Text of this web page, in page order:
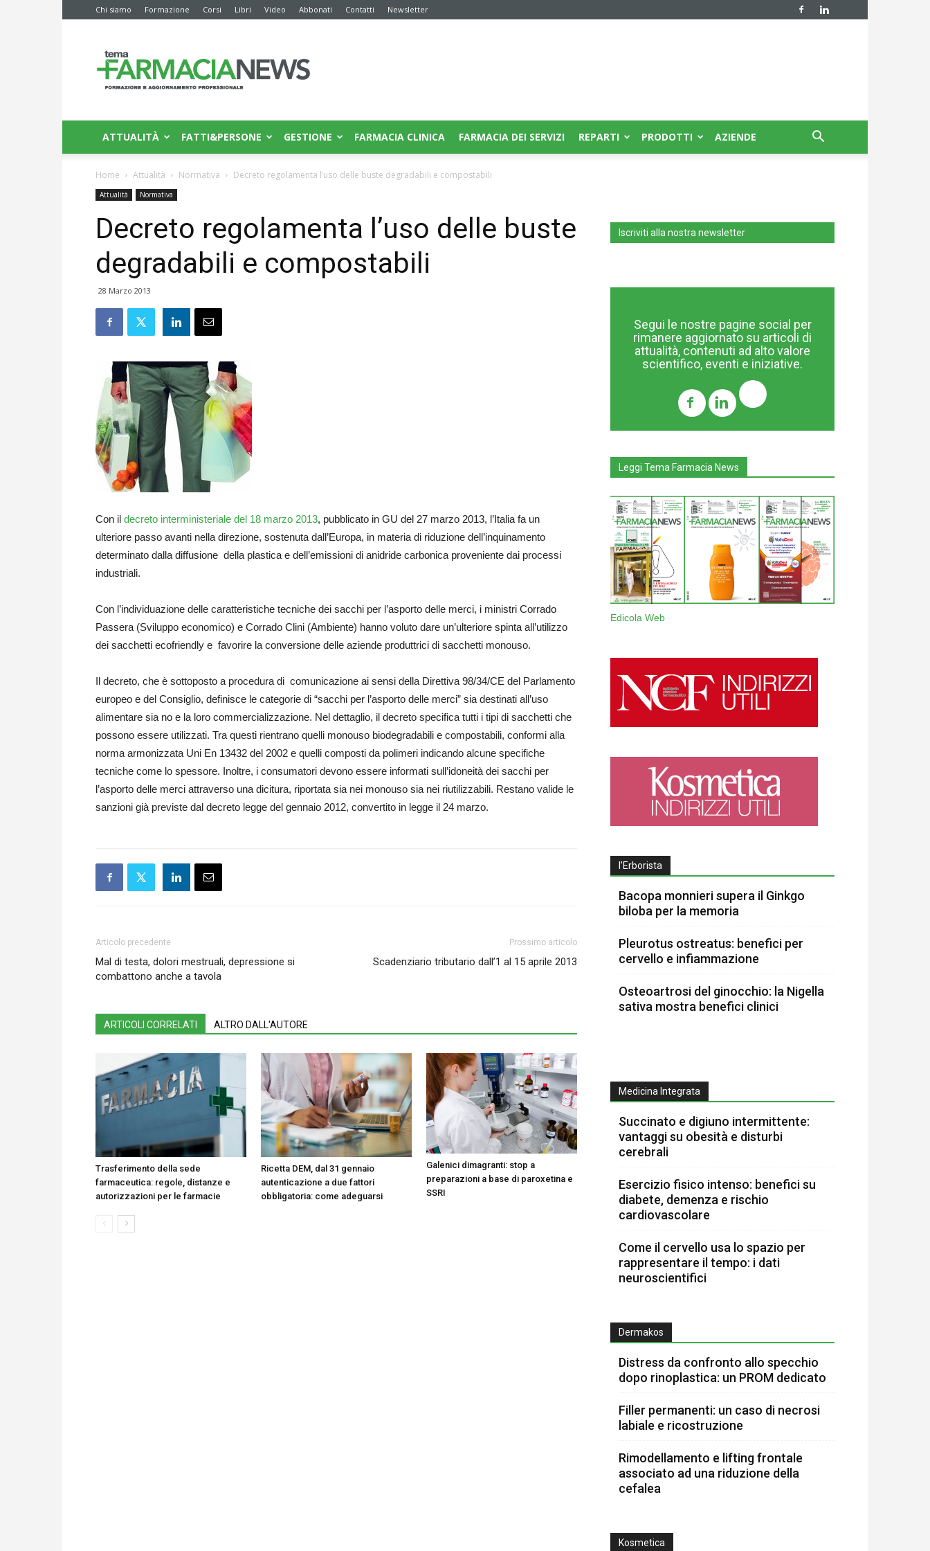
Chi siamo Formazione Corsi Libri Video Abbonati Contatti Newsletter
News
ATTUALITÀ FATTI&PERSONE GESTIONE FARMACIA CLINICA FARMACIA DEI SERVIZI REPARTI PRODOTTI AZIENDE
Home Attualità Normativa Decreto regolamenta l’uso delle buste degradabili e compostabili
Attualità Normativa
Decreto regolamenta l’uso delle buste
degradabili e compostabili
28 Marzo 2013
Con il decreto interministeriale del 18 marzo 2013, pubblicato in GU del 27 marzo 2013, l’Italia fa un
ulteriore passo avanti nella direzione, sostenuta dall’Europa, in materia di riduzione dell’inquinamento
determinato dalla diffusione della plastica e dell’emissioni di anidride carbonica proveniente dai processi
industriali.
Con l’individuazione delle caratteristiche tecniche dei sacchi per l’asporto delle merci, i ministri Corrado
Passera (Sviluppo economico) e Corrado Clini (Ambiente) hanno voluto dare un’ulteriore spinta all’utilizzo
dei sacchetti ecofriendly e favorire la conversione delle aziende produttrici di sacchetti monouso.
Il decreto, che è sottoposto a procedura di comunicazione ai sensi della Direttiva 98/34/CE del Parlamento
europeo e del Consiglio, definisce le categorie di “sacchi per l’asporto delle merci” sia destinati all’uso
alimentare sia no e la loro commercializzazione. Nel dettaglio, il decreto specifica tutti i tipi di sacchetti che
possono essere utilizzati. Tra questi rientrano quelli monouso biodegradabili e compostabili, conformi alla
norma armonizzata Uni En 13432 del 2002 e quelli composti da polimeri indicando alcune specifiche
tecniche come lo spessore. Inoltre, i consumatori devono essere informati sull’idoneità dei sacchi per
l’asporto delle merci attraverso una dicitura, riportata sia nei monouso sia nei riutilizzabili. Restano valide le
sanzioni già previste dal decreto legge del gennaio 2012, convertito in legge il 24 marzo.
Articolo precedente
Mal di testa, dolori mestruali, depressione si
combattono anche a tavola
Prossimo articolo
Scadenziario tributario dall’1 al 15 aprile 2013
ARTICOLI CORRELATI ALTRO DALL'AUTORE
Trasferimento della sede
farmaceutica: regole, distanze e
autorizzazioni per le farmacie
Ricetta DEM, dal 31 gennaio
autenticazione a due fattori
obbligatoria: come adeguarsi
Galenici dimagranti: stop a
preparazioni a base di paroxetina e
SSRI
Iscriviti alla nostra newsletter
Segui le nostre pagine social per
rimanere aggiornato su articoli di
attualità, contenuti ad alto valore
scientifico, eventi e iniziative.
Leggi Tema Farmacia News
Edicola Web
l’Erborista
Bacopa monnieri supera il Ginkgo
biloba per la memoria
Pleurotus ostreatus: benefici per
cervello e infiammazione
Osteoartrosi del ginocchio: la Nigella
sativa mostra benefici clinici
Medicina Integrata
Succinato e digiuno intermittente:
vantaggi su obesità e disturbi
cerebrali
Esercizio fisico intenso: benefici su
diabete, demenza e rischio
cardiovascolare
Come il cervello usa lo spazio per
rappresentare il tempo: i dati
neuroscientifici
Dermakos
Distress da confronto allo specchio
dopo rinoplastica: un PROM dedicato
Filler permanenti: un caso di necrosi
labiale e ricostruzione
Rimodellamento e lifting frontale
associato ad una riduzione della
cefalea
Kosmetica